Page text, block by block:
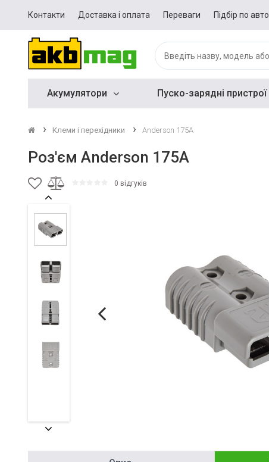
Контакти Доставка і оплата Переваги Підбір по авто
Акумулятори Пуско-зарядні пристрої
Клеми і перехідники Anderson 175A
Роз'єм Anderson 175A
0 відгуків